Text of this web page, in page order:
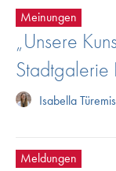
Meinungen
„Unsere
Stadtgalerie
Isabella Türemis
Meldungen